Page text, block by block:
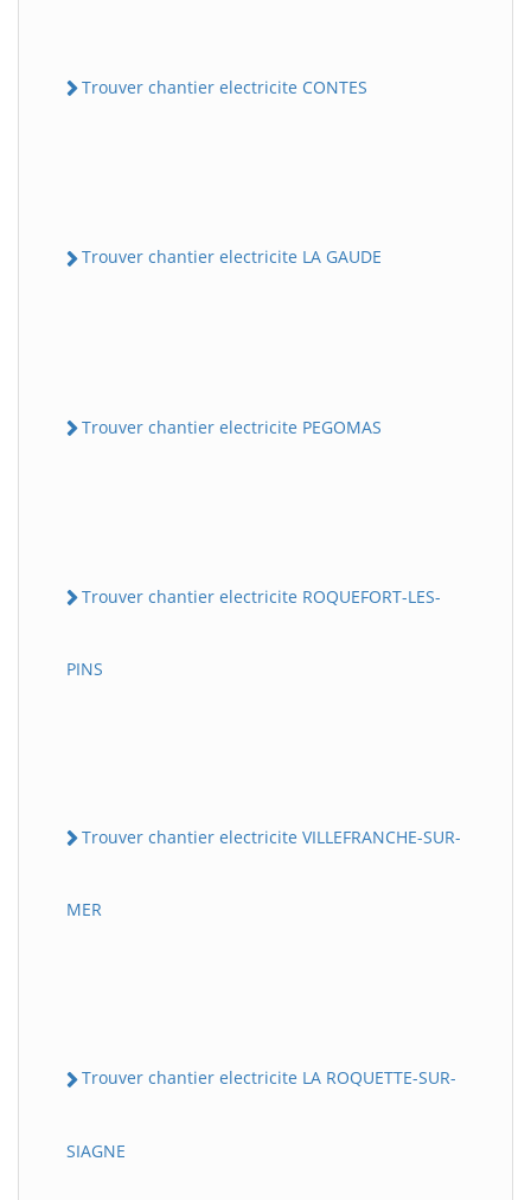
Trouver chantier electricite CONTES
Trouver chantier electricite LA GAUDE
Trouver chantier electricite PEGOMAS
Trouver chantier electricite ROQUEFORT-LES-
PINS
Trouver chantier electricite VILLEFRANCHE-SUR-
MER
Trouver chantier electricite LA ROQUETTE-SUR-
SIAGNE